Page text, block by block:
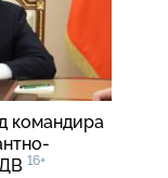
командира
16+